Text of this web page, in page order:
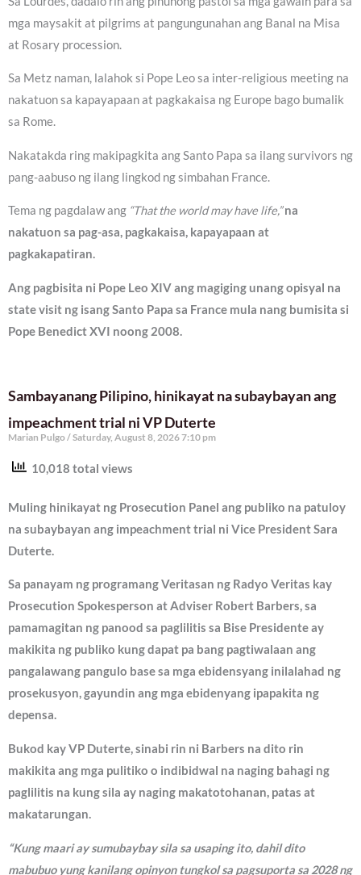
mga maysakit at pilgrims at pangungunahan ang Banal na Misa
at Rosary procession.
Sa Metz naman, lalahok si Pope Leo sa inter-religious meeting na
nakatuon sa kapayapaan at pagkakaisa ng Europe bago bumalik
sa Rome.
Nakatakda ring makipagkita ang Santo Papa sa ilang survivors ng
pang-aabuso ng ilang lingkod ng simbahan France.
Tema ng pagdalaw ang “That the world may have life,”na
nakatuon sa pag-asa, pagkakaisa, kapayapaan at
pagkakapatiran.
Ang pagbisita ni Pope Leo XIV ang magiging unang opisyal na
state visit ng isang Santo Papa sa France mula nang bumisita si
Pope Benedict XVI noong 2008.
Sambayanang Pilipino, hinikayat na subaybayan ang
impeachment trial ni VP Duterte
Marian Pulgo Saturday, August 8, 2026 7:10 pm
10,018 total views
Muling hinikayat ng Prosecution Panel ang publiko na patuloy
na subaybayan ang impeachment trial ni Vice President Sara
Duterte.
Sa panayam ng programang Veritasan ng Radyo Veritas kay
Prosecution Spokesperson at Adviser Robert Barbers, sa
pamamagitan ng panood sa paglilitis sa Bise Presidente ay
makikita ng publiko kung dapat pa bang pagtiwalaan ang
pangalawang pangulo base sa mga ebidensyang inilalahad ng
prosekusyon, gayundin ang mga ebidenyang ipapakita ng
depensa.
Bukod kay VP Duterte, sinabi rin ni Barbers na dito rin
makikita ang mga pulitiko o indibidwal na naging bahagi ng
paglilitis na kung sila ay naging makatotohanan, patas at
makatarungan.
“Kung maari ay sumubaybay sila sa usaping ito, dahil dito
mabubuo yung kanilang opinyon tungkol sa pagsuporta sa 2028 ng